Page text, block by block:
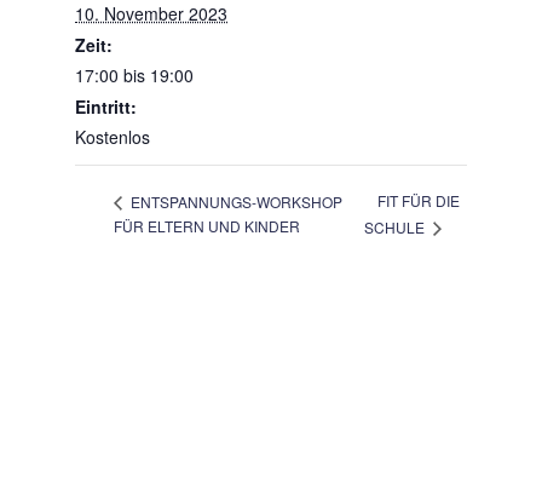
10. November 2023
Zeit:
17:00 bis 19:00
Eintritt:
Kostenlos
ENTSPANNUNGS-WORKSHOP
FÜR ELTERN UND KINDER
FIT FÜR DIE
SCHULE